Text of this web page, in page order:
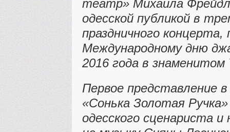
театр» Михаила
одесской публикой в
праздничного концерта,
Международному дню
2016 года в
Первое представление
«Сонька Золотая
одесского сценариста